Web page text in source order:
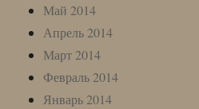
Май 2014
Апрель 2014
Март 2014
Февраль 2014
Январь 2014